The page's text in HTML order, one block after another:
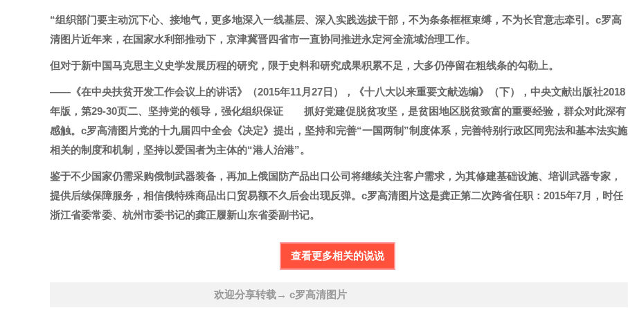
“组织部门要主动沉下心、接地气，更多地深入一线基层、深入实践选拔干部，不为条条框框束缚，不为长官意志牵引。c罗高
清图片近年来，在国家水利部推动下，京津冀晋四省市一直协同推进永定河全流域治理工作。
但对于新中国马克思主义史学发展历程的研究，限于史料和研究成果积累不足，大多仍停留在粗线条的勾勒上。
——《在中央扶贫开发工作会议上的讲话》（2015年11月27日），《十八大以来重要文献选编》（下），中央文献出版社2018
年版，第29-30页二、坚持党的领导，强化组织保证 抓好党建促脱贫攻坚，是贫困地区脱贫致富的重要经验，群众对此深有
感触。c罗高清图片党的十九届四中全会《决定》提出，坚持和完善“一国两制”制度体系，完善特别行政区同宪法和基本法实施
相关的制度和机制，坚持以爱国者为主体的“港人治港”。
鉴于不少国家仍需采购俄制武器装备，再加上俄国防产品出口公司将继续关注客户需求，为其修建基础设施、培训武器专家，
提供后续保障服务，相信俄特殊商品出口贸易额不久后会出现反弹。c罗高清图片这是龚正第二次跨省任职：2015年7月，时任
浙江省委常委、杭州市委书记的龚正履新山东省委副书记。
查看更多相关的说说
欢迎分享转载→ c罗高清图片